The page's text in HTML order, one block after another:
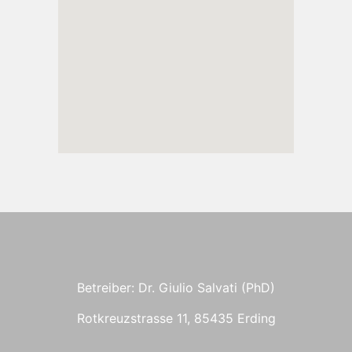
Betreiber: Dr. Giulio Salvati (PhD)
Rotkreuzstrasse 11, 85435 Erding